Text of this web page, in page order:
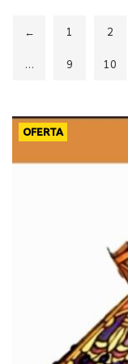
← 1 2
…
9 10
OFERTA